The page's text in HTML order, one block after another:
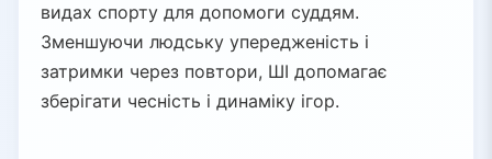
видах спорту для допомоги суддям.
Зменшуючи людську упередженість і
затримки через повтори, ШІ допомагає
зберігати чесність і динаміку ігор.